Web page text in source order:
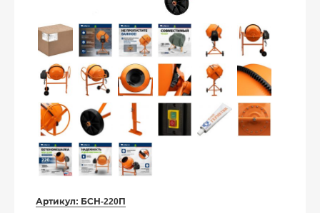
Артикул: БСН-220П